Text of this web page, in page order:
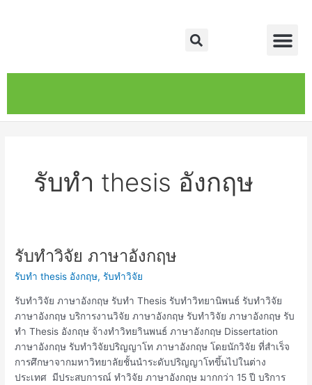
Search
รับทำ thesis อังกฤษ
รับทำวิจัย ภาษาอังกฤษ
รับทำ thesis อังกฤษ,รับทำวิจัย
รับทำวิจัย ภาษาอังกฤษ รับทำ Thesis รับทำวิทยานิพนธ์ รับทำวิจัย
ภาษาอังกฤษ บริการงานวิจัย ภาษาอังกฤษ รับทำวิจัย ภาษาอังกฤษ รับ
ทำ Thesis อังกฤษ จ้างทำวิทยาินพนธ์ ภาษาอังกฤษ Dissertation
ภาษาอังกฤษ รับทำวิจัยปริญญาโท ภาษาอังกฤษ โดยนักวิจัย ที่สำเร็จ
การศึกษาจากมหาวิทยาลัยชั้นนำระดับปริญญาโทขึ้นไปในต่าง
ประเทศ มีประสบการณ์ ทำวิจัย ภาษาอังกฤษ มากกว่า 15 ปี บริการ
รับ
วิจัย
ภาษา
อังกฤษ